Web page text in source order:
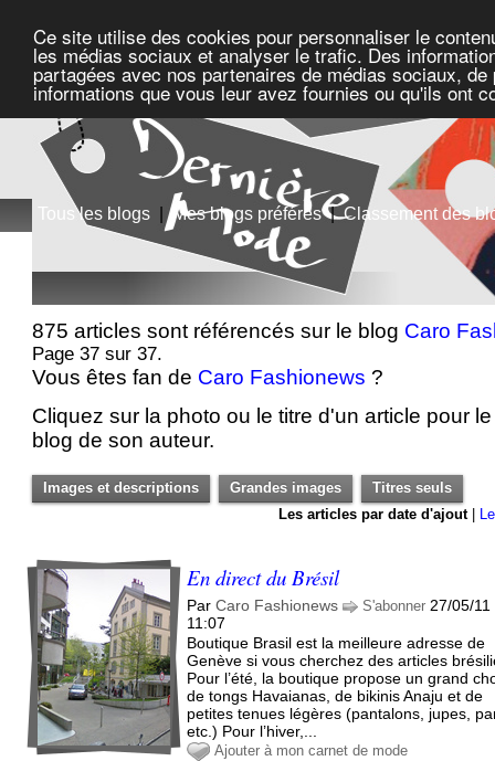
Ce site utilise des cookies pour personnaliser le
les médias sociaux et analyser le trafic. Des
partagées avec nos partenaires de médias sociaux,
informations que vous leur avez fournies ou qu'ils ont
Tous les blogs | Mes blogs préférés|Classement des
875 articles sont référencés sur le blog Caro
Page 37 sur 37.
Vous êtes fan de Caro Fashionews ?
Cliquez sur la photo ou le titre d'un article pour
blog de son auteur.
Images et descriptions Grandes images
Titres seuls
Les articles par date d'ajout|
En direct du Brésil
ParCaro Fashionews S'abonner 27/05/11
11:07
Boutique Brasil est la meilleure adresse de
Genève si vous cherchez des articles
Pour l’été, la boutique propose un grand
de tongs Havaianas, de bikinis Anaju et de
petites tenues légères (pantalons, jupes,
etc.) Pour l’hiver,...
Ajouter à mon carnet de mode